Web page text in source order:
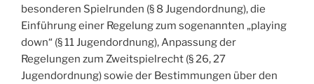
besonderen Spielrunden (§ 8 Jugendordnung), die
Einführung einer Regelung zum sogenannten „playing
down“ (§ 11 Jugendordnung), Anpassung der
Regelungen zum Zweitspielrecht (§ 26, 27
Jugendordnung) sowie der Bestimmungen über den